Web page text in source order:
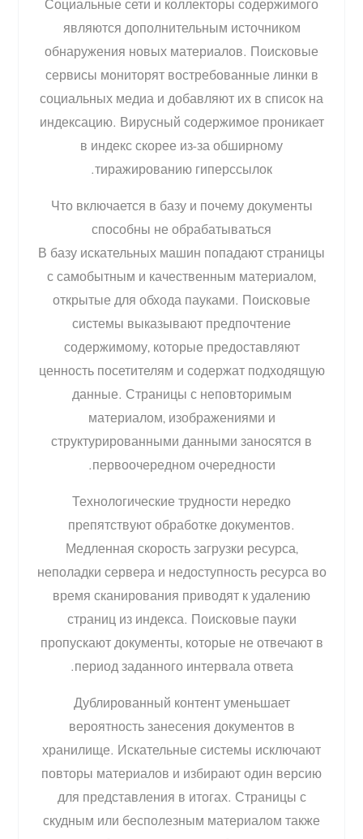
Социальные сети и коллекторы содержимого
являются дополнительным источником
обнаружения новых материалов. Поисковые
сервисы мониторят востребованные линки в
социальных медиа и добавляют их в список на
индексацию. Вирусный содержимое проникает
в индекс скорее из-за обширному
тиражированию гиперссылок.
Что включается в базу и почему документы
способны не обрабатываться
В базу искательных машин попадают страницы
с самобытным и качественным материалом,
открытые для обхода пауками. Поисковые
системы выказывают предпочтение
содержимому, которые предоставляют
ценность посетителям и содержат подходящую
данные. Страницы с неповторимым
материалом, изображениями и
структурированными данными заносятся в
первоочередном очередности.
Технологические трудности нередко
препятствуют обработке документов.
Медленная скорость загрузки ресурса,
неполадки сервера и недоступность ресурса во
время сканирования приводят к удалению
страниц из индекса. Поисковые пауки
пропускают документы, которые не отвечают в
период заданного интервала ответа.
Дублированный контент уменьшает
вероятность занесения документов в
хранилище. Искательные системы исключают
повторы материалов и избирают один версию
для представления в итогах. Страницы с
скудным или бесполезным материалом также